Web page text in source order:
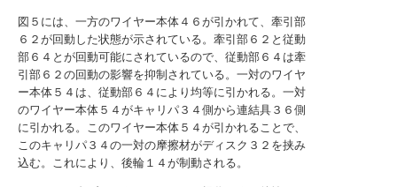
図５には、一方のワイヤー本体４６が引かれて、牽引部
６２が回動した状態が示されている。牽引部６２と従動
部６４とが回動可能にされているので、従動部６４は牽
引部６２の回動の影響を抑制されている。一対のワイヤ
ー本体５４は、従動部６４により均等に引かれる。一対
のワイヤー本体５４がキャリパ３４側から連結具３６側
に引かれる。このワイヤー本体５４が引かれることで、
このキャリパ３４の一対の摩擦材がディスク３２を挟み
込む。これにより、後輪１４が制動される。